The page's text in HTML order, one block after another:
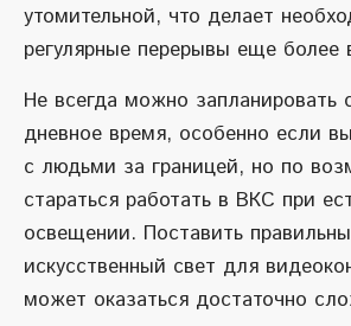
утомительной, что делает
регулярные перерывы еще более
Не всегда можно запланировать
дневное время, особенно если
с людьми за границей, но по
стараться работать в ВКС при
освещении. Поставить
искусственный свет для
может оказаться достаточно